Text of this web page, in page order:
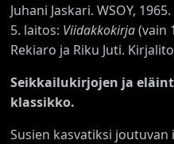
Juhani Jaskari. WSOY, 1965.
5. laitos: Viidakkokirja(vain
Rekiaro ja Riku Juti.
Seikkailukirjojen ja
klassikko.
Susien kasvatiksi